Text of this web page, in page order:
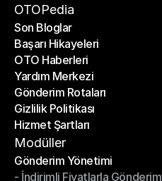
Bir Ortak Ol
OTOPedia
Son Bloglar
Son Bloglar
Başarı Hikayeleri
Başarı Hikayeleri
OTO Haberleri
OTO Haberleri
Yardım Merkezi
Yardım Merkezi
Gönderim Rotaları
Gönderim Rotaları
Gizlilik Politikası
Gizlilik Politikası
Hizmet Şartları
Hizmet Şartları
Modüller
Gönderim Yönetimi
Gönderim Yönetimi
- İndirimli Fiyatlarla Gönderim